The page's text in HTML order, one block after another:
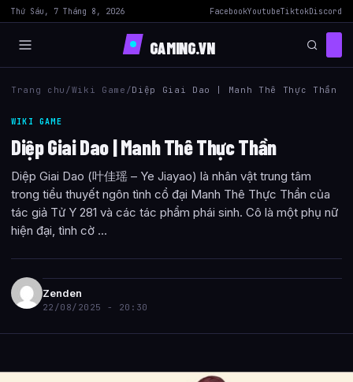
Thứ Sáu, 7 Tháng 8, 2026 FacebookYoutubeTiktokDiscord
GAMING.VN
Trang chu /Wiki Game /Diệp Giai Dao | Manh Thê Thực Thần
WIKI GAME
Diệp Giai Dao | Manh Thê Thực Thần
Diệp Giai Dao (叶佳瑶 – Ye Jiayao) là nhân vật trung tâm
trong tiểu thuyết ngôn tình cổ đại Manh Thê Thực Thần của
tác giả Tử Y 281 và các tác phẩm phái sinh. Cô là một phụ nữ
hiện đại, tình cờ ...
Zenden
22/08/2025 - 20:30